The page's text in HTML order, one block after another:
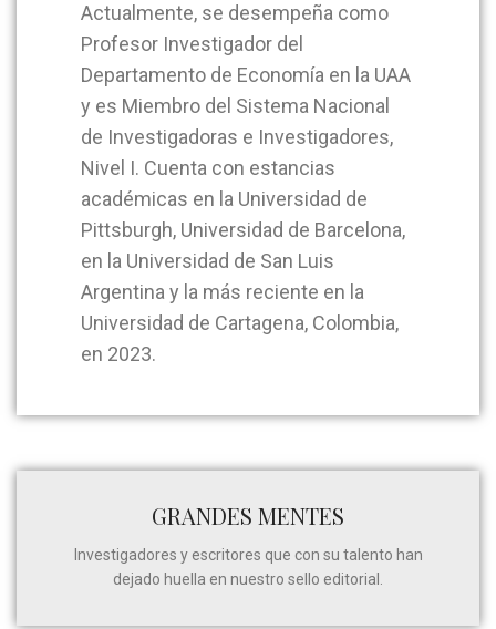
Actualmente, se desempeña como
Profesor Investigador del
Departamento de Economía en la UAA
y es Miembro del Sistema Nacional
de Investigadoras e Investigadores,
Nivel I. Cuenta con estancias
académicas en la Universidad de
Pittsburgh, Universidad de Barcelona,
en la Universidad de San Luis
Argentina y la más reciente en la
Universidad de Cartagena, Colombia,
en 2023.
GRANDES MENTES
Investigadores y escritores que con su talento han
dejado huella en nuestro sello editorial.